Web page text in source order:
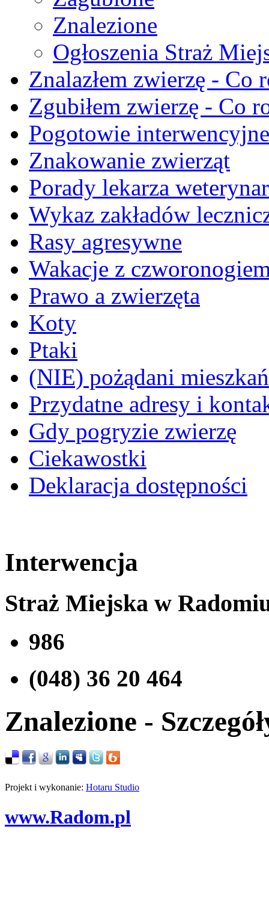
Znalezione
Ogłoszenia Straż
Znalazłem zwierzę - Co
Zgubiłem zwierzę - Co
Pogotowie interwencyjne
Znakowanie zwierząt
Porady lekarza
Wykaz zakładów
Rasy agresywne
Wakacje z
Prawo a zwierzęta
Koty
Ptaki
(NIE) pożądani
Przydatne adresy i
Gdy pogryzie zwierzę
Ciekawostki
Deklaracja dostępności
Interwencja
Straż Miejska w
986
(048) 36 20 464
Znalezione -
Projekt i wykonanie: Hotaru Studio
www.Radom.pl